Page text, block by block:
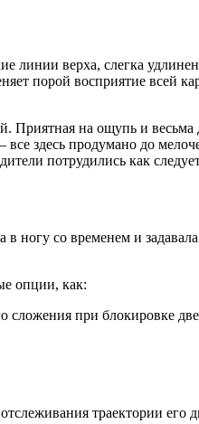
линии верха, слегка
порой восприятие всей
на ощупь и весьма
здесь продумано до
потрудились как
со временем и
опции, как:
сложения при блокировке
траектории его